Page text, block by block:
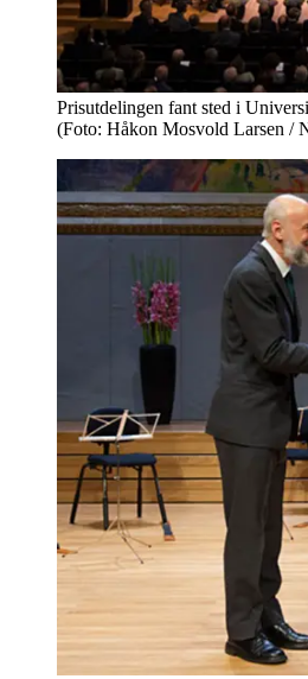
Prisutdelingen fant sted i
(Foto: Håkon Mosvold Larsen /